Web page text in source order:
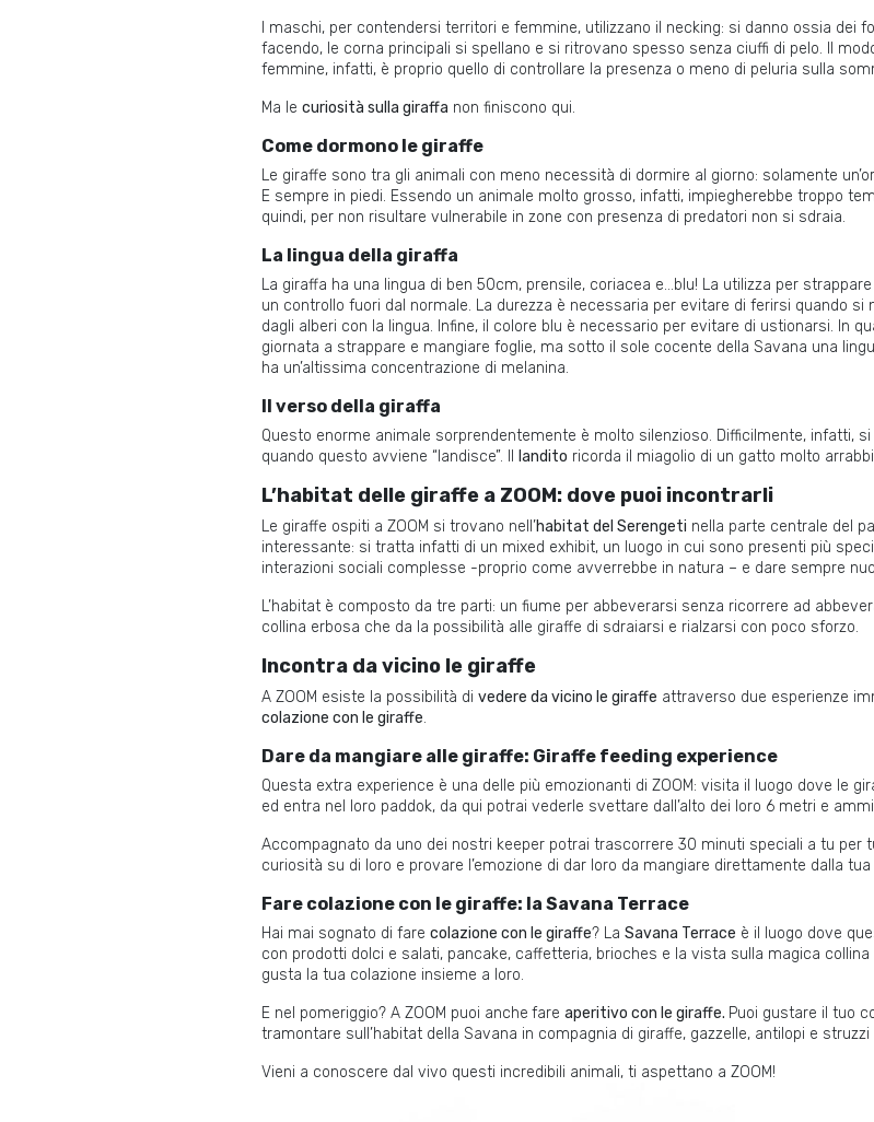
I maschi, per contendersi territori e femmine, utilizzano il necking: si danno ossia dei
facendo, le corna principali si spellano e si ritrovano spesso senza ciuffi di pelo. Il
femmine, infatti, è proprio quello di controllare la presenza o meno di peluria sulla
Ma le curiosità sulla giraffa non finiscono qui.
Come dormono le giraffe
Le giraffe sono tra gli animali con meno necessità di dormire al giorno: solamente
E sempre in piedi. Essendo un animale molto grosso, infatti, impiegherebbe troppo
quindi, per non risultare vulnerabile in zone con presenza di predatori non si sdraia.
La lingua della giraffa
La giraffa ha una lingua di ben 50cm, prensile, coriacea e…blu! La utilizza per
un controllo fuori dal normale. La durezza è necessaria per evitare di ferirsi quando
dagli alberi con la lingua. Infine, il colore blu è necessario per evitare di ustionarsi. In
giornata a strappare e mangiare foglie, ma sotto il sole cocente della Savana una
ha un’altissima concentrazione di melanina.
Il verso della giraffa
Questo enorme animale sorprendentemente è molto silenzioso. Difficilmente, infatti,
quando questo avviene “landisce”. Il
landito ricorda il miagolio di un gatto molto
L’habitat delle giraffe a ZOOM: dove puoi incontrarli
Le giraffe ospiti a ZOOM si trovano nell’habitat del Serengeti nella parte centrale del
interessante: si tratta infatti di un mixed exhibit, un luogo in cui sono presenti più
interazioni sociali complesse -proprio come avverrebbe in natura – e dare sempre
L’habitat è composto da tre parti: un fiume per abbeverarsi senza ricorrere ad
collina erbosa che da la possibilità alle giraffe di sdraiarsi e rialzarsi con poco sforzo.
Incontra da vicino le giraffe
A ZOOM esiste la possibilità di vedere da vicino le giraffe attraverso due esperienze
colazione con le giraffe.
Dare da mangiare alle giraffe: Giraffe feeding experience
Questa extra experience è una delle più emozionanti di ZOOM: visita il luogo dove le
ed entra nel loro paddok, da qui potrai vederle svettare dall’alto dei loro 6 metri e
Accompagnato da uno dei nostri keeper potrai trascorrere 30 minuti speciali a tu per
curiosità su di loro e provare l’emozione di dar loro da mangiare direttamente dalla tua
Fare colazione con le giraffe: la Savana Terrace
Hai mai sognato di fare colazione con le giraffe? La Savana Terrace è il luogo dove
con prodotti dolci e salati, pancake, caffetteria, brioches e la vista sulla magica
gusta la tua colazione insieme a loro.
E nel pomeriggio? A ZOOM puoi anche fare aperitivo con le giraffe. Puoi gustare il tuo
tramontare sull’habitat della Savana in compagnia di giraffe, gazzelle, antilopi e
Vieni a conoscere dal vivo questi incredibili animali, ti aspettano a ZOOM!